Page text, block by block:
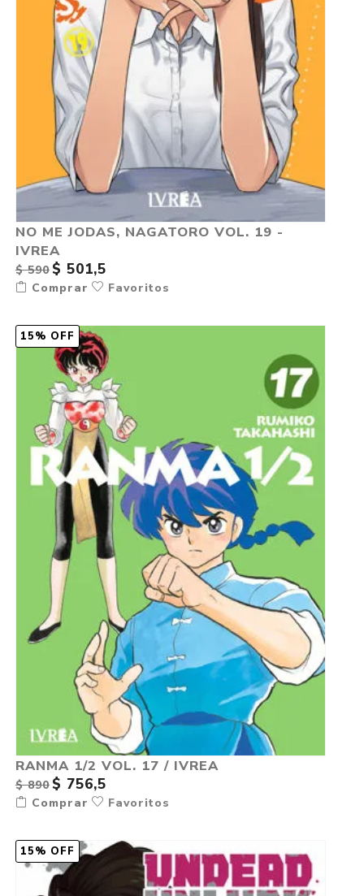
NO ME JODAS, NAGATORO VOL. 19 -
IVREA
$ 590 $ 501,5
Comprar Favoritos
15% OFF
RANMA 1/2 VOL. 17 / IVREA
$ 890 $ 756,5
Comprar Favoritos
15% OFF